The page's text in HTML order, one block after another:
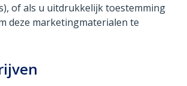
of als u uitdrukkelijk toestemming
deze marketingmaterialen te